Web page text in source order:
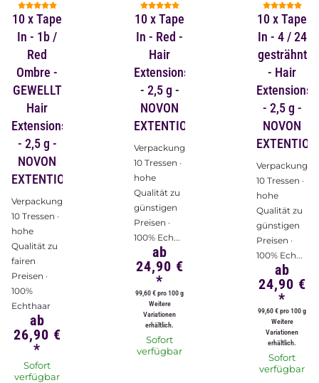
10 x Tape
In - 1b /
Red
Ombre -
GEWELLT
Hair
Extensions
- 2,5 g -
NOVON
EXTENTIONS
Verpackungsinhalt:
10 Tressen ·
hohe
Qualität zu
fairen
Preisen ·
100%
Echthaar
ab
26,90 €
*
Sofort
verfügbar
10 x Tape
In - Red -
Hair
Extensions
- 2,5 g -
NOVON
EXTENTIONS
Verpackungsinhalt:
10 Tressen ·
hohe
Qualität zu
günstigen
Preisen ·
100% Ech...
ab
24,90 €
*
99,60 € pro 100 g
Weitere
Variationen
erhältlich.
Sofort
verfügbar
10 x Tape
In - 4 / 24
gesträhnt
- Hair
Extensions
- 2,5 g -
NOVON
10 Tressen ·
hohe
Qualität zu
günstigen
Preisen ·
100% Ech...
ab
24,90 €
*
99,60 € pro 100 g
Weitere
Variationen
erhältlich.
Sofort
verfügbar